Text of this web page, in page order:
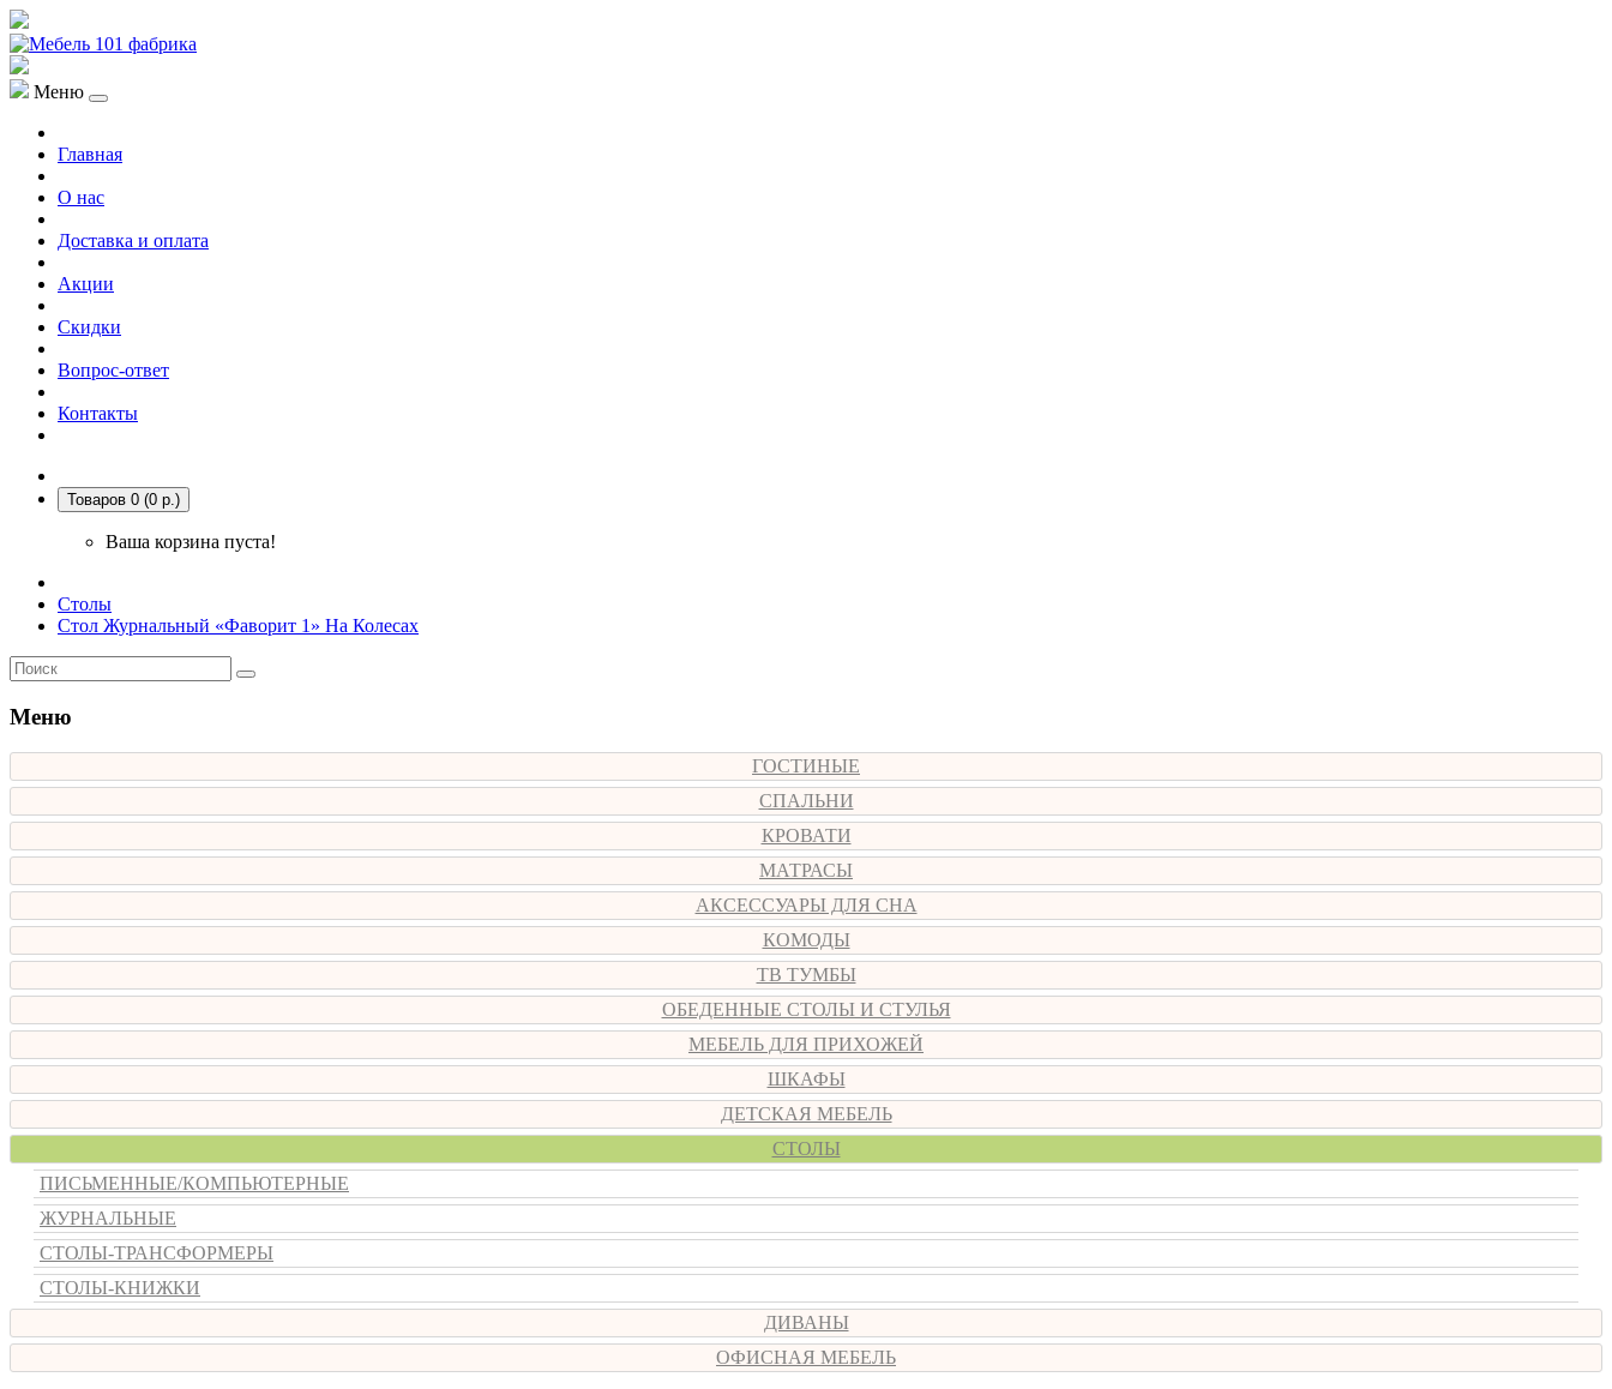
Меню
Главная
О нас
Доставка и оплата
Акции
Скидки
Вопрос-ответ
Контакты
Товаров 0 (0 р.)
Ваша корзина пуста!
Столы
Стол Журнальный «Фаворит 1» На Колесах
Меню
ГОСТИНЫЕ
СПАЛЬНИ
КРОВАТИ
МАТРАСЫ
АКСЕССУАРЫ ДЛЯ СНА
КОМОДЫ
ТВ ТУМБЫ
ОБЕДЕННЫЕ СТОЛЫ И СТУЛЬЯ
МЕБЕЛЬ ДЛЯ ПРИХОЖЕЙ
ШКАФЫ
ДЕТСКАЯ МЕБЕЛЬ
СТОЛЫ
ПИСЬМЕННЫЕ/КОМПЬЮТЕРНЫЕ
ЖУРНАЛЬНЫЕ
СТОЛЫ-ТРАНСФОРМЕРЫ
СТОЛЫ-КНИЖКИ
ДИВАНЫ
ОФИСНАЯ МЕБЕЛЬ